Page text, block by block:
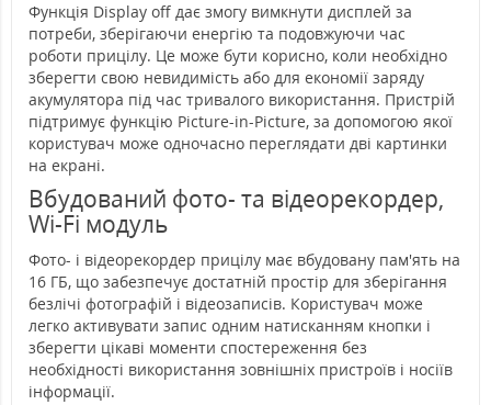
Функція Display off дає змогу вимкнути дисплей за
потреби, зберігаючи енергію та подовжуючи час
роботи прицілу. Це може бути корисно, коли необхідно
зберегти свою невидимість або для економії заряду
акумулятора під час тривалого використання. Пристрій
підтримує функцію Picture-in-Picture, за допомогою якої
користувач може одночасно переглядати дві картинки
на екрані.
Вбудований фото- та відеорекордер,
Wi-Fi модуль
Фото- і відеорекордер прицілу має вбудовану пам'ять на
16 ГБ, що забезпечує достатній простір для зберігання
безлічі фотографій і відеозаписів. Користувач може
легко активувати запис одним натисканням кнопки і
зберегти цікаві моменти спостереження без
необхідності використання зовнішніх пристроїв і носіїв
інформації.